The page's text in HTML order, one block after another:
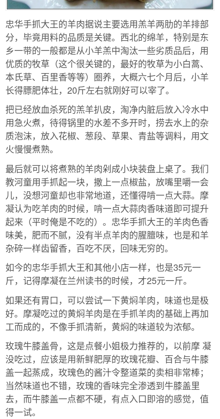
忠华手抓大王的羊肉据说主要选用羔羊两肋的羊排部
分，毕竟用料的品质是关键。西北的绵羊，特别是东
乡一带的一般都是从小羊羔中淘汰一些劣质品后，用
优质的牧草（这个很关键的，最好的牧草为小白蒿、
本氏草、百里香等等）圈养，大概六七个月后，小羊
长得膘肥体壮，20斤左右就刚好可以宰了。
把已经放血杀死的羔羊扒皮，淘净内脏后放入冷水中
用急火煮，待得锅里的水差不多开时，捞去水上的杂
质泡沫，放入花椒、葱段、草果、青盐等调料，用文
火慢慢煮熟。
最后就可以将煮熟的羊肉剁成小块装盘上桌了。我们
教河童用手抓起一块，撒上一点椒盐，放嘴里嚼一会
儿，没想河童却也非常地道，还懂得啃一点大蒜。摩
凝认为吃羊肉的时候，啃一点大蒜肉香味道即可提升
起来（平时俺是不吃的）。忠华手抓大王的羊肉色香
味美，肥而不腻，没有半点羊肉的腥膻味，也是和羊
杂碎一样齿留香，百吃不厌，回味无穷的。
如今的忠华手抓大王和其他小店一样，也是35元一
斤，记得摩凝在兰州读书的时候，才25元一斤。
如果还有胃口，可以尝试一下黄焖羊肉，味道也是极
好。摩凝吃过的黄焖羊肉是在手抓羊肉的基础上再加
工而成的，不像手抓清新，黄焖的味道较为浓郁。
玫瑰牛膝盖骨，这是点餐小姐极力推荐的，以前摩 凝
没吃过，应该是用新鲜肥厚的玫瑰花瓣、百合与牛膝
盖一起蒸成，玫瑰色的酱汁令整道菜的卖相非常棒；
当然味道也不错，玫瑰的香味完全渗透到牛膝盖里
去，而牛膝盖一点都不硬，有点入口即溶的感觉，值
得一试。